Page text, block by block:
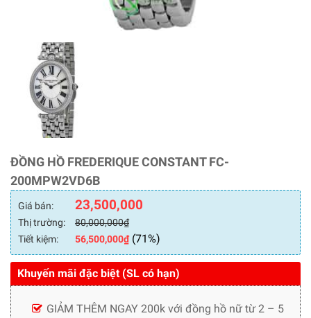
ĐỒNG HỒ FREDERIQUE CONSTANT FC-
200MPW2VD6B
Giá bán: 23,500,000
Thị trường: 80,000,000₫
Tiết kiệm:
56,500,000₫(71%)
Khuyến mãi đặc biệt (SL có hạn)
GIẢM THÊM NGAY 200k với đồng hồ nữ từ 2 – 5